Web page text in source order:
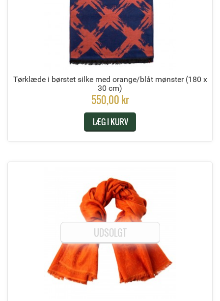
Tørklæde i børstet silke med orange/blåt mønster (180 x
30 cm)
550,00 kr
LÆG I KURV
UDSOLGT